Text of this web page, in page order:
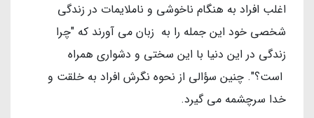
اغلب افراد به هنگام ناخوشی و ناملایمات در زندگی
شخصی خود این جمله را به زبان می آورند که "چرا
زندگی در این دنیا با این سختی و دشواری همراه
است؟". چنین سؤالی از نحوه نگرش افراد به خلقت و
خدا سرچشمه می گیرد.